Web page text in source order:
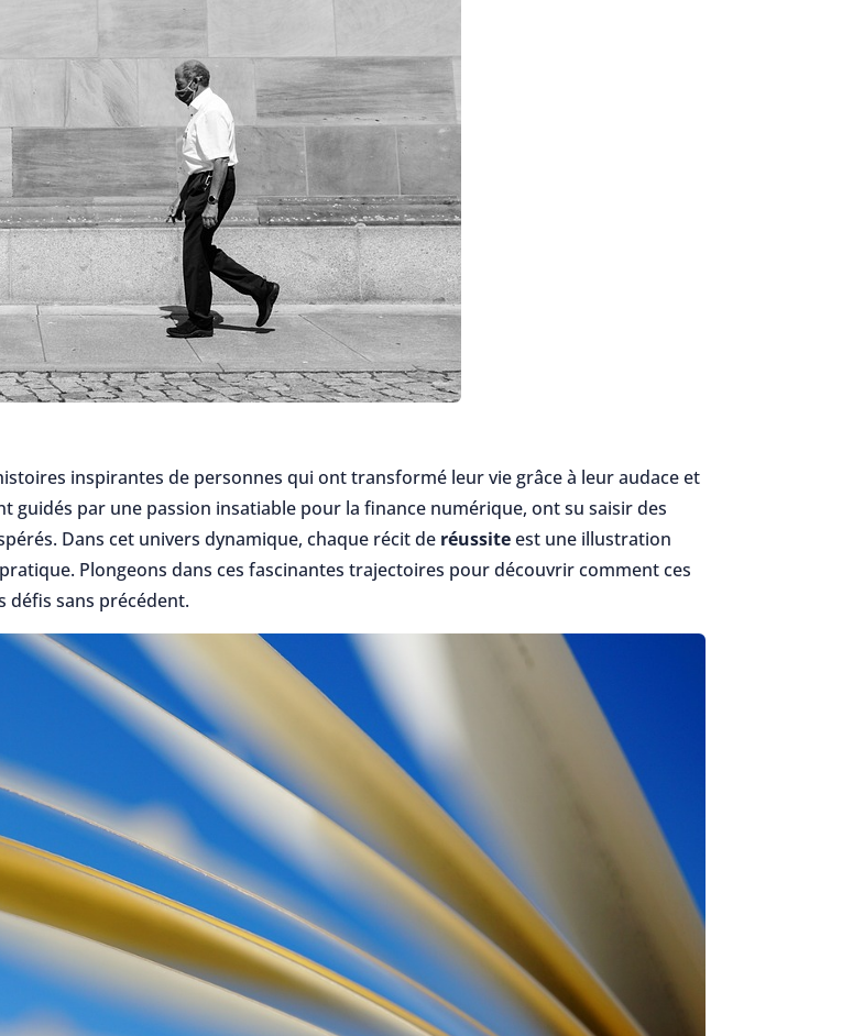
inspirantes de personnes qui ont transformé leur vie grâce à leur audace et
guidés par une passion insatiable pour la finance numérique, ont su saisir des
Dans cet univers dynamique, chaque récit de réussiteest une illustration
Plongeons dans ces fascinantes trajectoires pour découvrir comment ces
défis sans précédent.